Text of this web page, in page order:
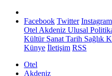
Facebook Twitter Instagram
Otel Akdeniz Ulusal
Kültür Sanat Tarih Sağlık
Künye İletişim RSS
Otel
Akdeniz